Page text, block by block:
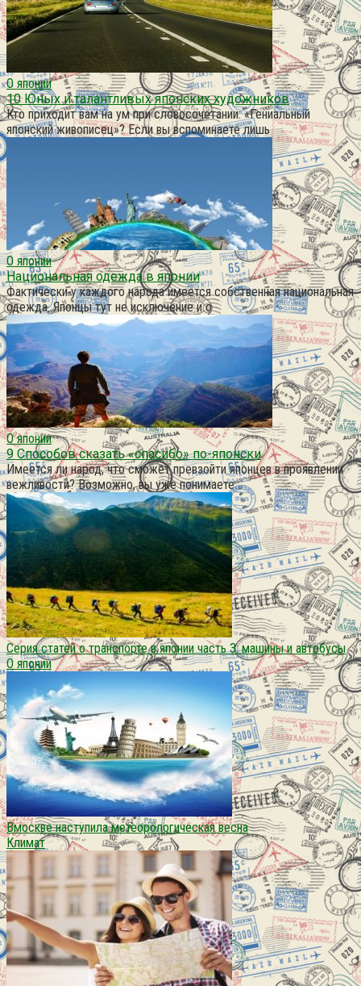
О японии
10 Юных и талантливых японских художников
Кто приходит вам на ум при словосочетании: «Гениальный
японский живописец»? Если вы вспоминаете лишь
О японии
Национальная одежда в японии
Фактически у каждого народа имеется собственная национальная
одежда. Японцы тут не исключение и о
О японии
9 Способов сказать «спасибо» по-японски
Имеется ли народ, что сможет превзойти японцев в проявлении
вежливости? Возможно, вы уже понимаете
Серия статей о транспорте в японии часть 3: машины и автобусы
О японии
Вмоскве наступила метеорологическая весна
Климат